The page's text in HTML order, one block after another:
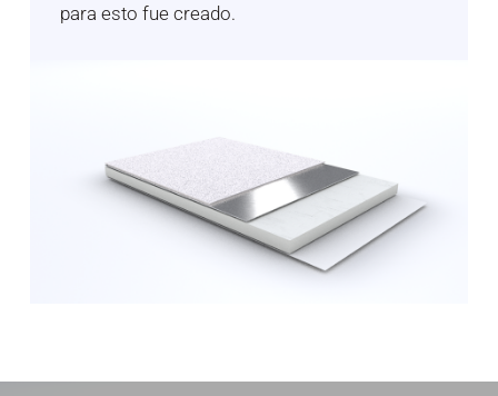
para esto fue creado.